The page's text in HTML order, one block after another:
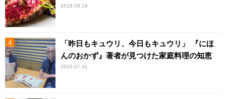
2018.09.19
「昨日もキュウリ、今日もキュウリ」 『にほ
んのおかず』著者が見つけた家庭料理の知恵
2026.07.31